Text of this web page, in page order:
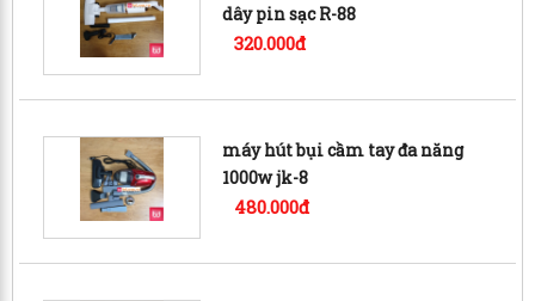
dây pin sạc R-88
320.000đ
máy hút bụi cầm tay đa năng
1000w jk-8
480.000đ